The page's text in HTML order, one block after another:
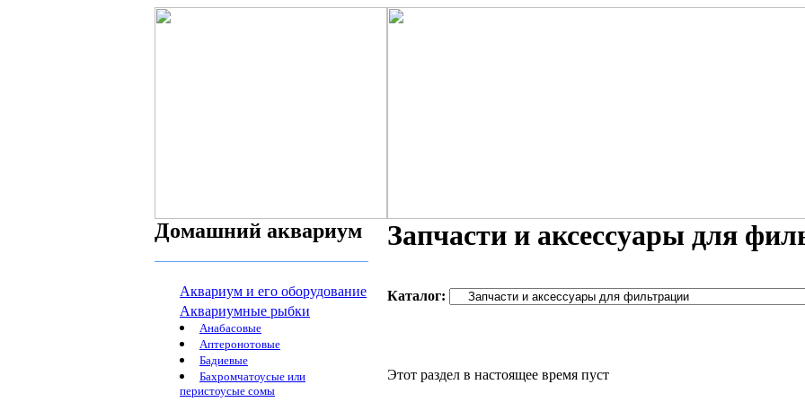
Домашний аквариум
Аквариум и его оборудование
Аквариумные рыбки
Анабасовые
Аптеронотовые
Бадиевые
Бахромчатоусые или
перистоусые сомы
Запчасти и аксессуары для
Каталог:
Этот раздел в настоящее время пуст